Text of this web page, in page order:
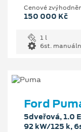
Cenové
150 000 Kč
1 l
6st.
Ford
5dveřová, 1.0
92 kW/125 k,